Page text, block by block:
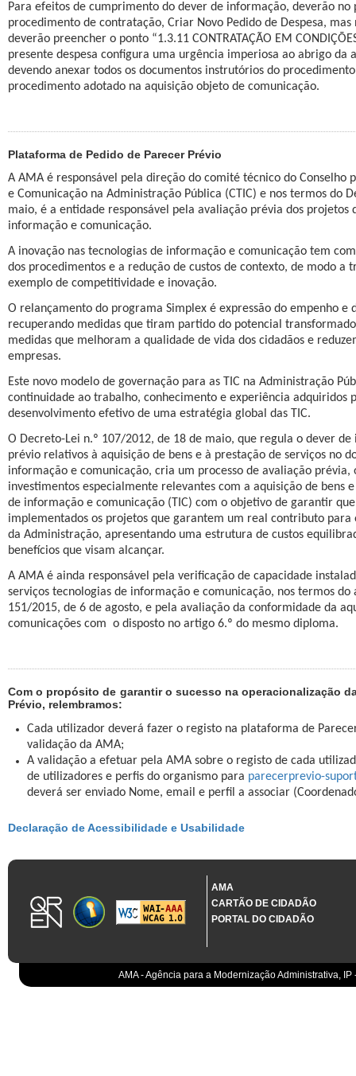
Para efeitos de cumprimento do dever de informação, deverão no
procedimento de contratação, Criar Novo Pedido de Despesa,
deverão preencher o ponto “1.3.11 CONTRATAÇÃO EM
presente despesa configura uma urgência imperiosa ao abrigo da
devendo anexar todos os documentos instrutórios do
procedimento adotado na aquisição objeto de comunicação.
Plataforma de Pedido de Parecer Prévio
A AMA é responsável pela direção do comité técnico do Conselho
e Comunicação na Administração Pública (CTIC) e nos termos do
maio, é a entidade responsável pela avaliação prévia dos projetos
informação e comunicação.
A inovação nas tecnologias de informação e comunicação tem
dos procedimentos e a redução de custos de contexto, de modo a
exemplo de competitividade e inovação.
O relançamento do programa Simplex é expressão do empenho e
recuperando medidas que tiram partido do potencial
medidas que melhoram a qualidade de vida dos cidadãos e
empresas.
Este novo modelo de governação para as TIC na Administração
continuidade ao trabalho, conhecimento e experiência adquiridos
desenvolvimento efetivo de uma estratégia global das TIC.
O Decreto-Lei n.º 107/2012, de 18 de maio, que regula o dever
prévio relativos à aquisição de bens e à prestação de serviços no
informação e comunicação, cria um processo de avaliação
investimentos especialmente relevantes com a aquisição de bens
de informação e comunicação (TIC) com o objetivo de garantir
implementados os projetos que garantem um real contributo para
da Administração, apresentando uma estrutura de custos
benefícios que visam alcançar.
A AMA é ainda responsável pela verificação de capacidade
serviços tecnologias de informação e comunicação, nos termos do
151/2015, de 6 de agosto, e pela avaliação da conformidade da
comunicações com o disposto no artigo 6.º do mesmo diploma.
Com o propósito de garantir o sucesso na operacionalização
Prévio, relembramos:
Cada utilizador deverá fazer o registo na plataforma de
validação da AMA;
A validação a efetuar pela AMA sobre o registo de cada
de utilizadores e perfis do organismo para parecerprevio-
deverá ser enviado Nome, email e perfil a associar
Declaração de Acessibilidade e Usabilidade
AMA
CARTÃO DE CIDADÃO
PORTAL DO CIDADÃO
AMA - Agência para a Modernização Administrativa,